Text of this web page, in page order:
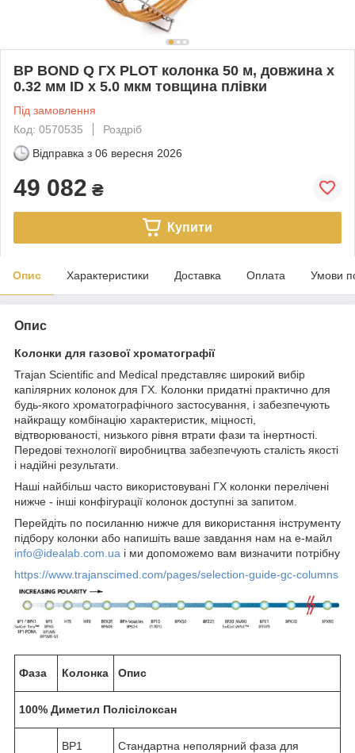
BP BOND Q ГХ PLOT колонка 50 м, довжина x
0.32 мм ID x 5.0 мкм товщина плівки
Під замовлення
Код: 0570535
Роздріб
Відправка з 06 вересня 2026
49 082 ₴
Купити
Опис Характеристики Доставка Оплата Умови
Опис
Колонки для газової хроматографії
Trajan Scientific and Medical представляє широкий вибір
капілярних колонок для ГХ. Колонки придатні практично для
будь-якого хроматографічного застосування, і забезпечують
найкращу комбінацію характеристик, міцності,
відтворюваності, низького рівня втрати фази та інертності.
Передові технології виробництва забезпечують сталість якості
і надійні результати.
Наші найбільш часто використовувані ГХ колонки перелічені
нижче - інші конфігурації колонок доступні за запитом.
Перейдіть по посиланню нижче для використання інструменту
підбору колонки або напишіть ваше завдання нам на е-майл
info@idealab.com.ua і ми допоможемо вам визначити потрібну
https://www.trajanscimed.com/pages/selection-guide-gc-columns
Фаза Колонка Опис
100% Диметил Полісілоксан
BP1
Стандартна неполярний фаза для